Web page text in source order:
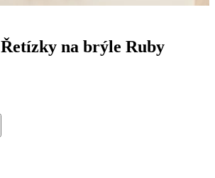
Řetízky na brýle Ruby